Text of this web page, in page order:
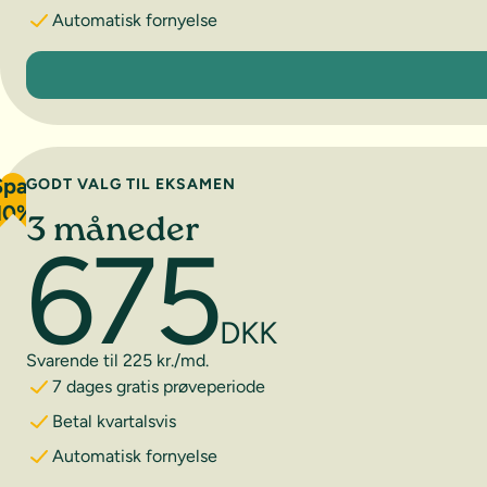
Automatisk fornyelse
1 måned
GODT VALG TIL EKSAMEN
3 måneder
675DKK
Svarende til 225 kr./md.
7 dages gratis prøveperiode
Betal kvartalsvis
Automatisk fornyelse